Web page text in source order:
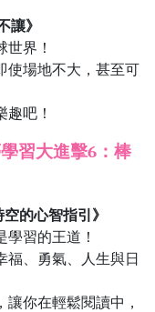
讓》
界！
使場地不大，甚至可
吧！
習大進擊6：棒
的心智指引》
習的王道！
福、勇氣、人生與日
你在輕鬆閱讀中，